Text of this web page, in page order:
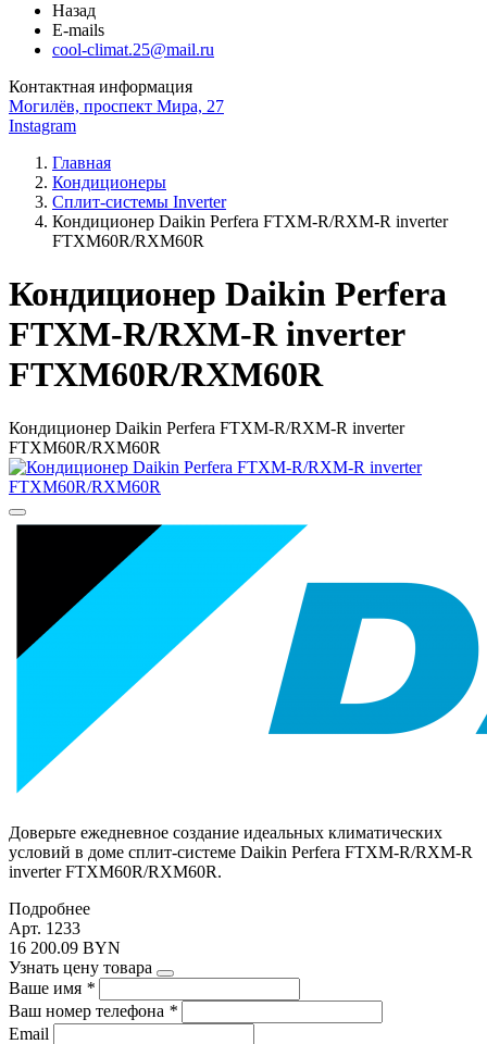
Назад
E-mails
cool-climat.25@mail.ru
Контактная информация
Могилёв, проспект Мира, 27
Instagram
Главная
Кондиционеры
Сплит-системы Inverter
Кондиционер Daikin Perfera FTXM-R/RXM-R inverter
FTXM60R/RXM60R
Кондиционер Daikin Perfera
FTXM-R/RXM-R inverter
FTXM60R/RXM60R
Кондиционер Daikin Perfera FTXM-R/RXM-R inverter
FTXM60R/RXM60R
Доверьте ежедневное создание идеальных климатических
условий в доме сплит-системе Daikin Perfera FTXM-R/RXM-R
inverter FTXM60R/RXM60R.
Подробнее
Арт. 1233
16 200.09 BYN
Узнать цену товара
Ваше имя *
Ваш номер телефона *
Email